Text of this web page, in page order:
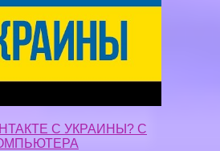
С УКРАИНЫ? С